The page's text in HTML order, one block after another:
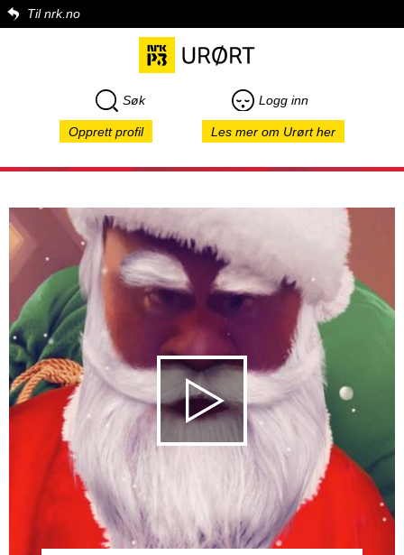
Til nrk.no
Søk Logg inn
Opprett profil Les mer om Urørt her